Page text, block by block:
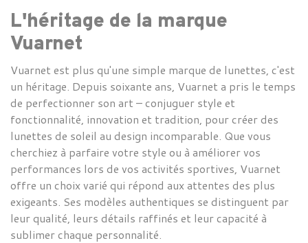
L'héritage de la marque
Vuarnet
Vuarnet est plus qu'une simple marque de lunettes, c'est
un héritage. Depuis soixante ans, Vuarnet a pris le temps
de perfectionner son art – conjuguer style et
fonctionnalité, innovation et tradition, pour créer des
lunettes de soleil au design incomparable. Que vous
cherchiez à parfaire votre style ou à améliorer vos
performances lors de vos activités sportives, Vuarnet
offre un choix varié qui répond aux attentes des plus
exigeants. Ses modèles authentiques se distinguent par
leur qualité, leurs détails raffinés et leur capacité à
sublimer chaque personnalité.